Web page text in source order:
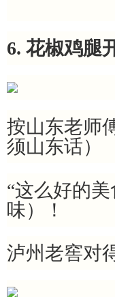
6. 花椒鸡腿
按山东老师
须山东话）
“这么好的
味）！
泸州老窖对